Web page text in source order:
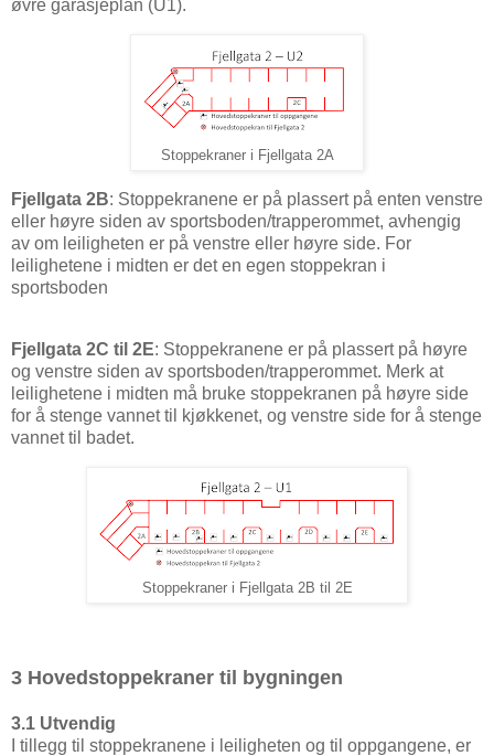
øvre garasjeplan (U1).
Stoppekraner i Fjellgata 2A
Fjellgata 2B: Stoppekranene er på plassert på enten venstre
eller høyre siden av sportsboden/trapperommet, avhengig
av om leiligheten er på venstre eller høyre side. For
leilighetene i midten er det en egen stoppekran i
sportsboden
Fjellgata 2C til 2E: Stoppekranene er på plassert på høyre
og venstre siden av sportsboden/trapperommet. Merk at
leilighetene i midten må bruke stoppekranen på høyre side
for å stenge vannet til kjøkkenet, og venstre side for å stenge
vannet til badet.
Stoppekraner i Fjellgata 2B til 2E
3 Hovedstoppekraner til bygningen
3.1 Utvendig
I tillegg til stoppekranene i leiligheten og til oppgangene, er